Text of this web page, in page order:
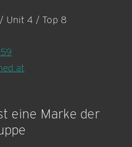
Unit 4 / Top 8
eine Marke der